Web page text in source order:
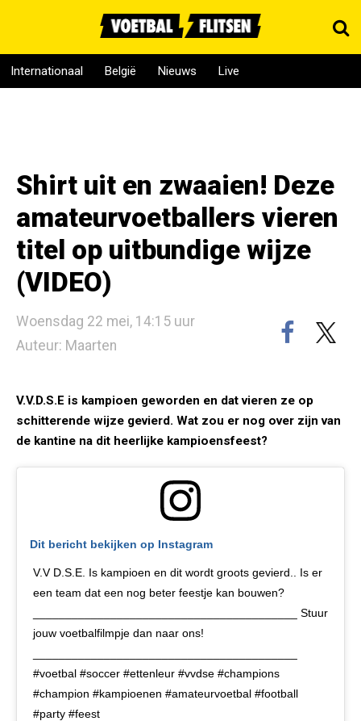
Internationaal België Nieuws Live
Shirt uit en zwaaien! Deze
amateurvoetballers vieren
titel op uitbundige wijze
(VIDEO)
Woensdag 22 mei, 14:15 uur
Auteur: Maarten
V.V.D.S.E is kampioen geworden en dat vieren ze op
schitterende wijze gevierd. Wat zou er nog over zijn van
de kantine na dit heerlijke kampioensfeest?
Dit bericht bekijken op Instagram
V.V D.S.E. Is kampioen en dit wordt groots gevierd.. Is er
een team dat een nog beter feestje kan bouwen?
_________________________________________ Stuur
jouw voetbalfilmpje dan naar ons!
#voetbal #soccer #ettenleur #vvdse #champions
#champion #kampioenen #amateurvoetbal #football
#party #feest